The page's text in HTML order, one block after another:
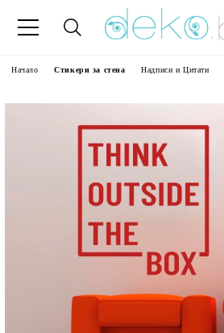
Начало Стикери за стена Надписи и Цитати